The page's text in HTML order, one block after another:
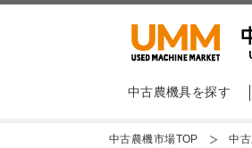
中古農機具を探す
中古農機市場TOP 中